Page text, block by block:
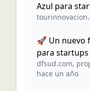
Azul para
🚀 Un nuevo
para
dfsud.com,
hace un año